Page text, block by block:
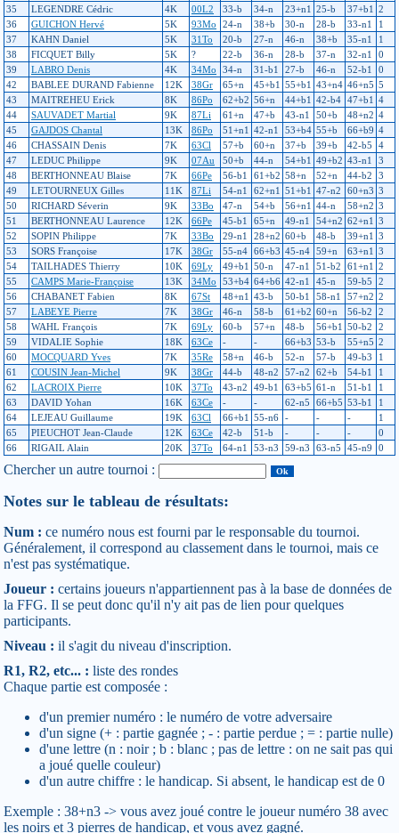
35
LEGENDRE Cédric 4K 00L2 33-b 34-n 23+n1 25-b 37+b1 2
36
GUICHON Hervé 5K 93Mo 24-n 38+b 30-n 28-b 33-n1
1
37
KAHN Daniel 5K 31To 20-b 27-n 46-n 38+b 35-n1
1
38
FICQUET Billy 5K ? 22-b 36-n 28-b 37-n 32-n1
0
39
LABRO Denis 4K 34Mo 34-n 31-b1 27-b 46-n 52-b1
0
42
BABLEE DURAND Fabienne 12K 38Gr 65+n 45+b1 55+b1 43+n4 46+n5 5
43
MAITREHEU Erick 8K 86Po 62+b2 56+n 44+b1 42-b4 47+b1 4
44
SAUVADET Martial 9K 87Li 61+n 47+b 43-n1 50+b 48+n2 4
45
GAJDOS Chantal 13K 86Po 51+n1 42-n1 53+b4 55+b 66+b9 4
46
CHASSAIN Denis 7K 63Cl 57+b 60+n 37+b 39+b 42-b5
4
47
LEDUC Philippe 9K 07Au 50+b 44-n 54+b1 49+b2 43-n1
3
48
BERTHONNEAU Blaise 7K 66Pe 56-b1 61+b2 58+n 52+n 44-b2
3
49
LETOURNEUX Gilles 11K 87Li 54-n1 62+n1 51+b1 47-n2 60+n3 3
50
RICHARD Séverin 9K 33Bo 47-n 54+b 56+n1 44-n 58+n2 3
51
BERTHONNEAU Laurence 12K 66Pe 45-b1 65+n 49-n1 54+n2 62+n1 3
52
SOPIN Philippe 7K 33Bo 29-n1 28+n2 60+b 48-b 39+n1 3
53
SORS Françoise 17K 38Gr 55-n4 66+b3 45-n4 59+n 63+n1 3
54
TAILHADES Thierry 10K 69Ly 49+b1 50-n 47-n1 51-b2 61+n1 2
55
CAMPS Marie-Françoise 13K 34Mo 53+b4 64+b6 42-n1 45-n 59-b5
2
56
CHABANET Fabien 8K 67St 48+n1 43-b 50-b1 58-n1 57+n2 2
57
LABEYE Pierre 7K 38Gr 46-n 58-b 61+b2 60+n 56-b2
2
58
WAHL François 7K 69Ly 60-b 57+n 48-b 56+b1 50-b2
2
59
VIDALIE Sophie 18K 63Ce - - 66+b3 53-b 55+n5 2
60
MOCQUARD Yves 7K 35Re 58+n 46-b 52-n 57-b 49-b3
1
61
COUSIN Jean-Michel 9K 38Gr 44-b 48-n2 57-n2 62+b 54-b1
1
62
LACROIX Pierre 10K 37To 43-n2 49-b1 63+b5 61-n 51-b1
1
63
DAVID Yohan 16K 63Ce - - 62-n5 66+b5 53-b1
1
64
LEJEAU Guillaume 19K 63Cl 66+b1 55-n6 - - -
1
65
PIEUCHOT Jean-Claude 12K 63Ce 42-b 51-b - - -
0
66
RIGAIL Alain 20K 37To 64-n1 53-n3 59-n3 63-n5 45-n9 0
Chercher un autre tournoi :
Notes sur le tableau de résultats:
Num : ce numéro nous est fourni par le responsable du tournoi.
Généralement, il correspond au classement dans le tournoi, mais ce
n'est pas systématique.
Joueur : certains joueurs n'appartiennent pas à la base de données de
la FFG. Il se peut donc qu'il n'y ait pas de lien pour quelques
participants.
Niveau : il s'agit du niveau d'inscription.
R1, R2, etc... : liste des rondes
Chaque partie est composée :
d'un premier numéro : le numéro de votre adversaire
d'un signe (+ : partie gagnée ; - : partie perdue ; = : partie nulle)
d'une lettre (n : noir ; b : blanc ; pas de lettre : on ne sait pas qui
a joué quelle couleur)
d'un autre chiffre : le handicap. Si absent, le handicap est de 0
Exemple : 38+n3 -> vous avez joué contre le joueur numéro 38 avec
les noirs et 3 pierres de handicap, et vous avez gagné.